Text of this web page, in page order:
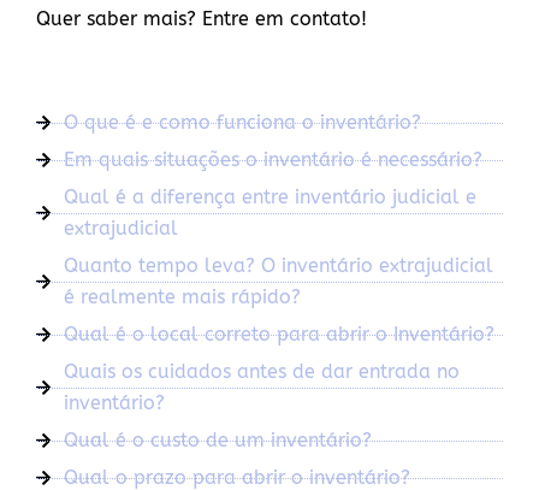
Quer saber mais? Entre em contato!
O que é e como funciona o inventário?
Em quais situações o inventário é necessário?
Qual é a diferença entre inventário judicial e
extrajudicial
Quanto tempo leva? O inventário extrajudicial
é realmente mais rápido?
Qual é o local correto para abrir o Inventário?
Quais os cuidados antes de dar entrada no
inventário?
Qual é o custo de um inventário?
Qual o prazo para abrir o inventário?